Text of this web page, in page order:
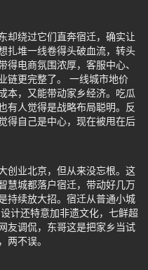
却绕过它们直奔宿迁，确实让
扎堆一线卷得头破血流，转头
电商氛围浓厚，客服中心、
链更完整了。 一线城市地价
本，又能带动家乡经济。吃瓜
有人觉得是战略布局聪明。反
得自己是中心，现在被甩在后
创业北京，但从来没忘根。这
慧城都落户宿迁，带动好几万
持续放大招。宿迁从普通小城
计还特意加非遗文化，七鲜超
友调侃，东哥这是把家乡当试
两不误。